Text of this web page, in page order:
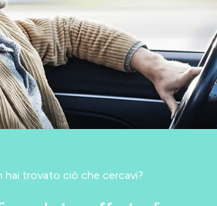
hai trovato ciò che cercavi?